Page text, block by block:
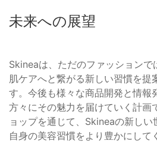
未来への展望
Skineaは、ただのファッション
肌ケアへと繋がる新しい習慣を提
す。今後も様々な商品開発と情報
方々にその魅力を届けていく計画
ョップを通じて、Skineaの新し
自身の美容習慣をより豊かにして